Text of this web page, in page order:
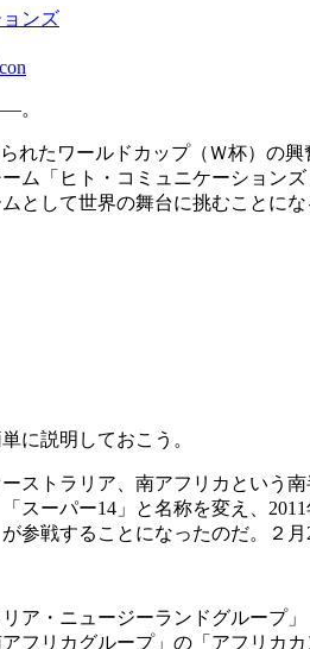
ンズ
。
れたワールドカップ（Ｗ杯）の
ム「ヒト・コミュニケーション
として世界の舞台に挑むことにな
に説明しておこう。
ストラリア、南アフリカという
スーパー14」と名称を変え、
参戦することになったのだ。２
ア・ニュージーランドグループ
フリカグループ」の「アフリカ